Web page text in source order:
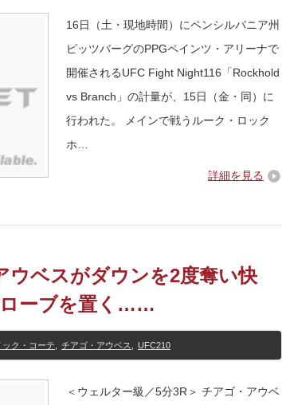
16日（土・現地時間）にペンシルバニア州
ピッツバーグのPPGペインツ・アリーナで
開催されるUFC Fight Night116「Rockhold
vs Branch」の計量が、15日（金・同）に
行われた。 メインで戦うルーク・ロック
ホ…
詳細を見る
ウベスがダウンを2度奪い快
ローブを置く……
ック・コーテ チアゴ・アウベス UFC210
＜ウェルター級／5分3R＞ チアゴ・アウベ